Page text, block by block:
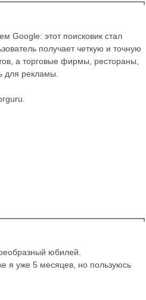
Google: этот поисковик стал
получает четкую и точную
а торговые фирмы, рестораны,
для рекламы.
юбилей.
я уже 5 месяцев, но пользуюсь